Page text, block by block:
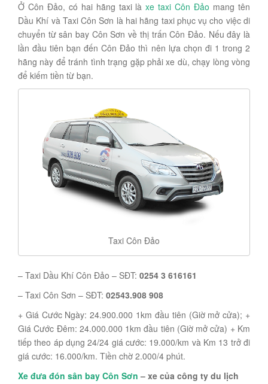
Ở Côn Đảo, có hai hãng taxi làxe taxi Côn Đảo mang tên
Dầu Khí và Taxi Côn Sơn là hai hãng taxi phục vụ cho việc di
chuyển từ sân bay Côn Sơn về thị trấn Côn Đảo. Nếu đây là
lần đầu tiên bạn đến Côn Đảo thì nên lựa chọn đi 1 trong 2
hãng này để tránh tình trạng gặp phải xe dù, chạy lòng vòng
để kiếm tiền từ bạn.
Taxi Côn Đảo
– Taxi Dầu Khí Côn Đảo – SĐT: 0254 3 616161
– Taxi Côn Sơn – SĐT: 02543.908 908
+ Giá Cước Ngày: 24.900.000 1km đầu tiên (Giờ mở cửa); +
Giá Cước Đêm: 24.000.000 1km đầu tiên (Giờ mở cửa) + Km
tiếp theo áp dụng 24/24 giá cước: 19.000/km và Km 13 trở đi
giá cước: 16.000/km. Tiền chờ 2.000/4 phút.
Xe đưa đón sân bay Côn Sơn – xe của công ty du lịch